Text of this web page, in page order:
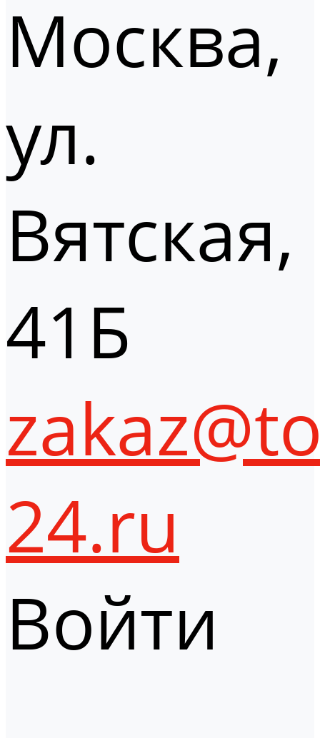
Москва,
ул.
Вятская,
41Б
24.ru
Войти